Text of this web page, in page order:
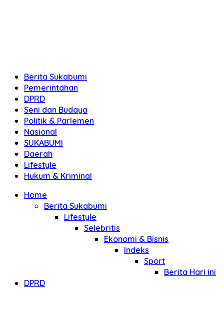
Berita Sukabumi
Pemerintahan
DPRD
Seni dan Budaya
Politik & Parlemen
Nasional
SUKABUMI
Daerah
Lifestyle
Hukum & Kriminal
Home
Berita Sukabumi
Lifestyle
Selebritis
Ekonomi & Bisnis
Indeks
Sport
Berita Hari ini
DPRD